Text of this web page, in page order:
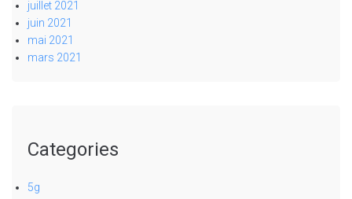
juillet 2021
juin 2021
mai 2021
mars 2021
Categories
5g